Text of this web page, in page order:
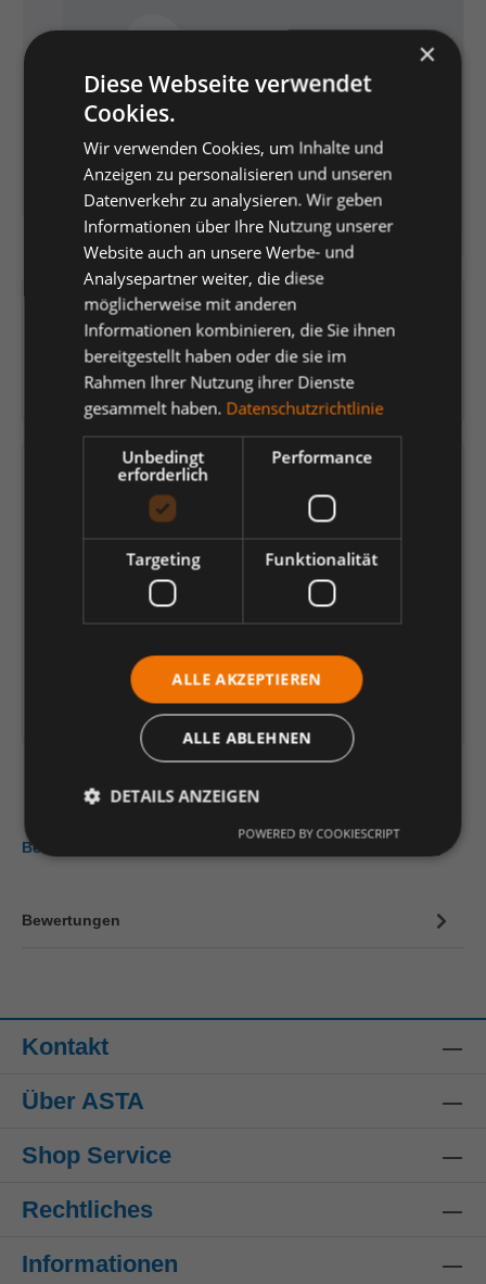
GmbH + Co. KG
Artikelnummer:
176432
4044348640029
Versandfertig in 11 Tagen, Lieferzeit 1-3 Tage
136,68 €*
In den Warenkorb
Artikelinformationen herunterladen
Beschreibung
Bewertungen
Kontakt
Über ASTA
Shop Service
Rechtliches
Informationen
×
Diese Webseite verwendet
Cookies.
Wir verwenden Cookies, um Inhalte und
Anzeigen zu personalisieren und unseren
Datenverkehr zu analysieren. Wir geben
Informationen über Ihre Nutzung unserer
Website auch an unsere Werbe- und
Analysepartner weiter, die diese
möglicherweise mit anderen
Informationen kombinieren, die Sie ihnen
bereitgestellt haben oder die sie im
Rahmen Ihrer Nutzung ihrer Dienste
gesammelt haben. Datenschutzrichtlinie
Unbedingt
erforderlich
Performance
Targeting Funktionalität
ALLE AKZEPTIEREN
ALLE ABLEHNEN
DETAILS ANZEIGEN
POWERED BY COOKIESCRIPT